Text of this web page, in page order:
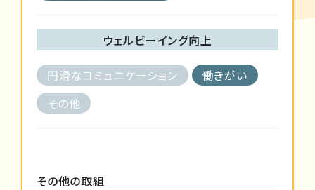
ウェルビーイング向上
円滑なコミュニケーション
働きがい
その他
その他の取組